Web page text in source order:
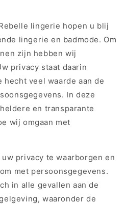
lingerie hopen u blij
lingerie en badmode. Om
zijn hebben wij
privacy staat daarin
veel waarde aan de
In deze
en transparante
wij omgaan met
privacy te waarborgen en
met persoonsgegevens.
in alle gevallen aan de
waaronder de